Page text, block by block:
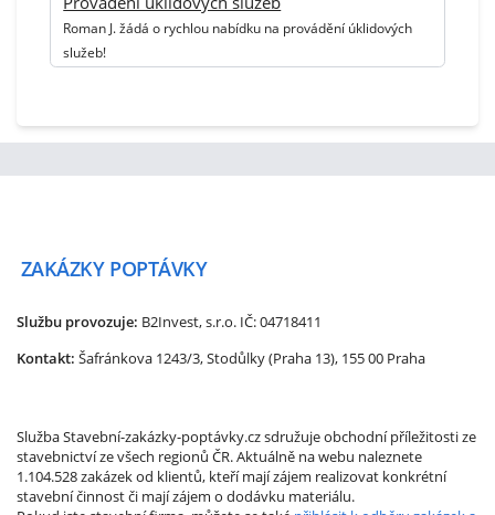
Roman J. žádá o rychlou nabídku na provádění úklidových
služeb!
ZAKÁZKY POPTÁVKY
Službu provozuje: B2Invest, s.r.o. IČ: 04718411
Kontakt: Šafránkova 1243/3, Stodůlky (Praha 13), 155 00 Praha
Služba Stavební-zakázky-poptávky.cz sdružuje obchodní příležitosti ze
stavebnictví ze všech regionů ČR. Aktuálně na webu naleznete
1.104.528 zakázek od klientů, kteří mají zájem realizovat konkrétní
stavební činnost či mají zájem o dodávku materiálu.